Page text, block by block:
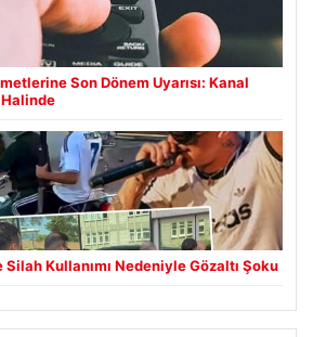
Son Dönem Uyarısı: Kanal
Silah Kullanımı Nedeniyle Gözaltı Şoku